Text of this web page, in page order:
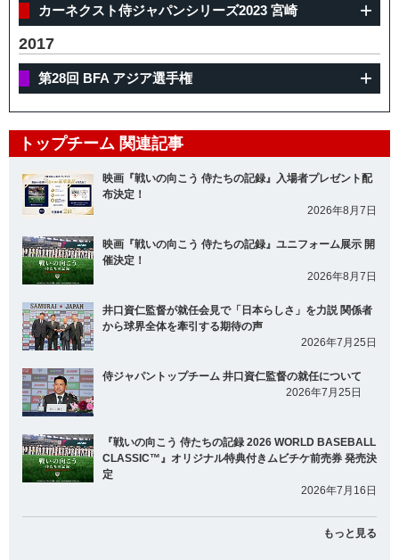
カーネクスト侍ジャパンシリーズ2023 宮崎
2017
第28回 BFA アジア選手権
トップチーム 関連記事
映画『戦いの向こう 侍たちの記録』入場者プレゼント配
布決定！
2026年8月7日
映画『戦いの向こう 侍たちの記録』ユニフォーム展示 開
催決定！
2026年8月7日
井口資仁監督が就任会見で「日本らしさ」を力説 関係者
から球界全体を牽引する期待の声
2026年7月25日
侍ジャパントップチーム 井口資仁監督の就任について
2026年7月25日
『戦いの向こう 侍たちの記録 2026 WORLD BASEBALL
CLASSIC™』オリジナル特典付きムビチケ前売券 発売決
定
2026年7月16日
もっと見る